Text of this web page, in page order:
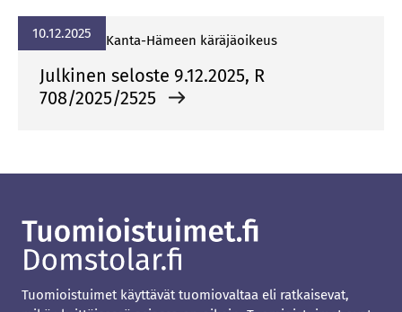
10.12.2025 Kan­ta-Hä­meen kä­rä­jä­oi­keus
Julkinen seloste 9.12.2025, R
708/2025/2525
Tuomioistuimet käyttävät tuomiovaltaa eli ratkaisevat,